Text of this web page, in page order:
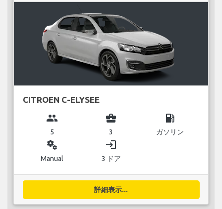
CITROEN C-ELYSEE
group
5
business_center
3
local_gas_station
ガソリン
miscellaneous_services
Manual
login
3 ドア
詳細表示...